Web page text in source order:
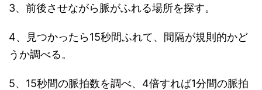
3、前後させながら脈がふれる場所を探す。
4、見つかったら15秒間ふれて、間隔が規則的かど
うか調べる。
5、15秒間の脈拍数を調べ、4倍すれば1分間の脈拍